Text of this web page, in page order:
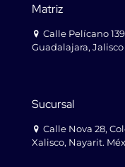
Matriz
Calle Pelícano
Guadalajara, Jalisco
Sucursal
Calle Nova 28,
Xalisco, Nayarit.